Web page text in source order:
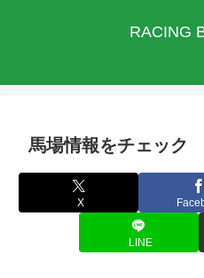
RACING
馬場情報をチェック
X
LINE